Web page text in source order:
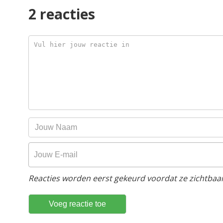
2 reacties
Reacties worden eerst gekeurd voordat ze